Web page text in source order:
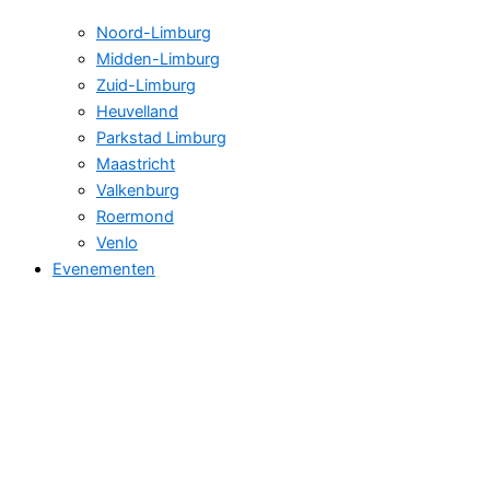
Noord-Limburg
Midden-Limburg
Zuid-Limburg
Heuvelland
Parkstad Limburg
Maastricht
Valkenburg
Roermond
Venlo
Evenementen